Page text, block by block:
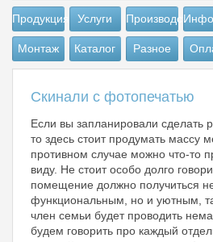
Продукция Услуги Производство
Монтаж Каталог Разное
Скинали с фотопечатью
Если вы запланировали сделать
то здесь стоит продумать массу
противном случае можно что-то
виду. Не стоит особо долго
помещение должно получиться
функциональным, но и уютным,
член семьи будет проводить
будем говорить про каждый